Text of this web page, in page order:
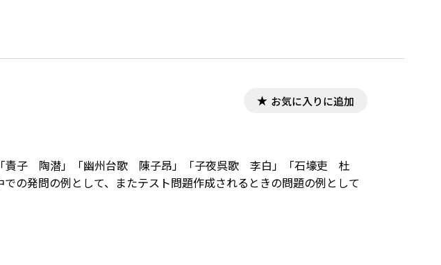
お気に入りに追加
責子 陶潜」「幽州台歌 陳子昂」「子夜呉歌 李白」「石壕吏 杜
の発問の例として、またテスト問題作成されるときの問題の例として